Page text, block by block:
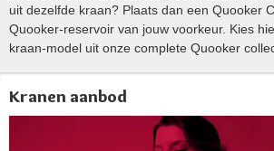
uit dezelfde kraan? Plaats dan een Quooker
Quooker-reservoir van jouw voorkeur. Kies
kraan-model uit onze complete Quooker
Kranen aanbod